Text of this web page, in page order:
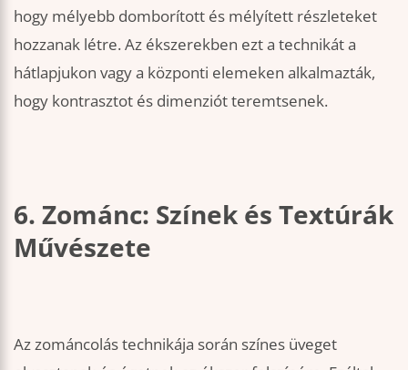
hogy mélyebb domborított és mélyített részleteket
hozzanak létre. Az ékszerekben ezt a technikát a
hátlapjukon vagy a központi elemeken alkalmazták,
hogy kontrasztot és dimenziót teremtsenek.
6. Zománc: Színek és Textúrák
Művészete
Az zománcolás technikája során színes üveget